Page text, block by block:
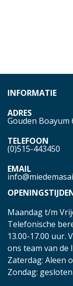
INFORMATIE
ADRES
Gouden Boayum
TELEFOON
(0)515-443450
EMAIL
Maandag t/m
Telefonische
13.00-17.00 uur.
ons team van de
Zaterdag: Aleen
Zondag: gesloten